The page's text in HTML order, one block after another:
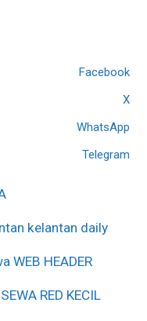
Facebook
X
WhatsApp
Telegram